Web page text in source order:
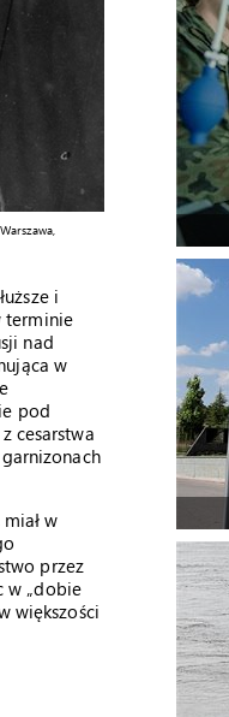
i
terminie
nad
w
pod
cesarstwa
w
przez
w „dobie
większości